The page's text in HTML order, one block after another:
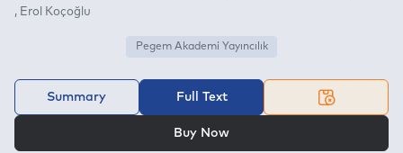
Erol Koçoğlu
Pegem Akademi Yayıncılık
Summary Full Text
Buy Now